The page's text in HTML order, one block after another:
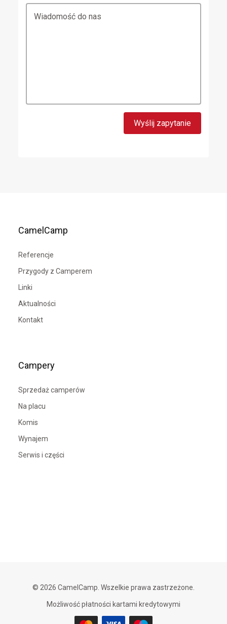
Wiadomość do nas
CamelCamp
Referencje
Przygody z Camperem
Linki
Aktualności
Kontakt
Campery
Sprzedaż camperów
Na placu
Komis
Wynajem
Serwis i części
© 2026 CamelCamp. Wszelkie prawa zastrzeżone.
Możliwość płatności kartami kredytowymi